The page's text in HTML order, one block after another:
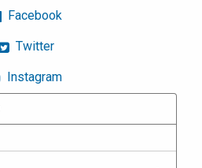
Facebook
Twitter
Instagram